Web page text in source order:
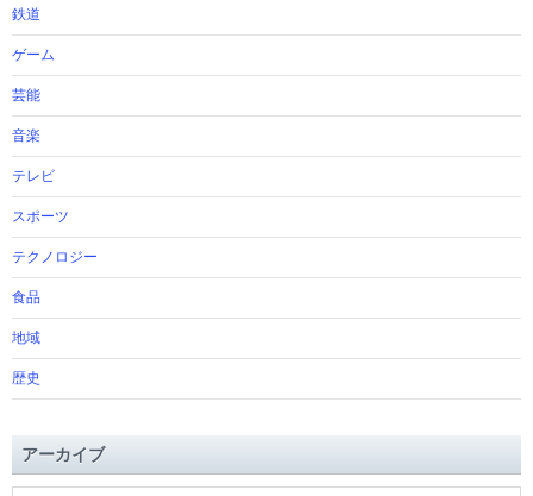
鉄道
ゲーム
芸能
音楽
テレビ
スポーツ
テクノロジー
食品
地域
歴史
アーカイブ
ア